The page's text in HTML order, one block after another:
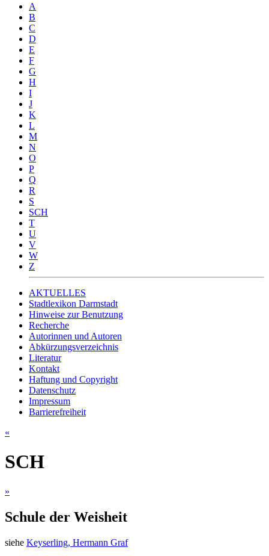
A
B
C
D
E
F
G
H
I
J
K
L
M
N
O
P
Q
R
S
SCH
T
U
V
W
Z
AKTUELLES
Stadtlexikon Darmstadt
Hinweise zur Benutzung
Recherche
Autorinnen und Autoren
Abkürzungsverzeichnis
Literatur
Kontakt
Haftung und Copyright
Datenschutz
Impressum
Barrierefreiheit
«
SCH
»
Schule der Weisheit
siehe Keyserling, Hermann Graf